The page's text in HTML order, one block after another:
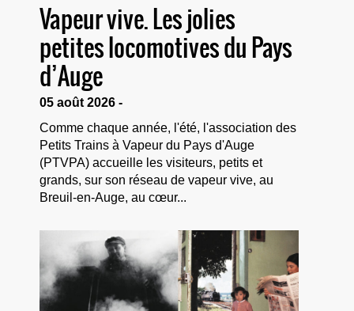
Vapeur vive. Les jolies
petites locomotives du Pays
d’Auge
05 août 2026 -
Comme chaque année, l'été, l'association des
Petits Trains à Vapeur du Pays d'Auge
(PTVPA) accueille les visiteurs, petits et
grands, sur son réseau de vapeur vive, au
Breuil-en-Auge, au cœur...